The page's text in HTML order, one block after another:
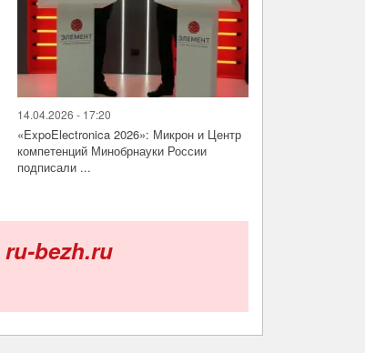
14.04.2026 - 17:20
«ExpoElectronica 2026»: Микрон и Центр
компетенций Минобрнауки России
подписали ...
ru-bezh.ru